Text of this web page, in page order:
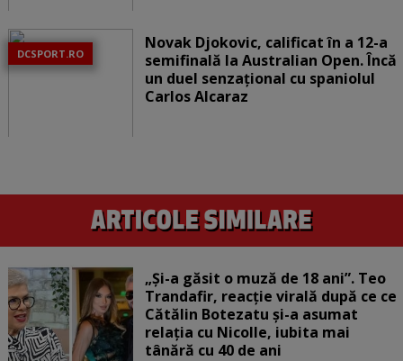
DCSPORT.RO
Novak Djokovic, calificat în a 12-a
semifinală la Australian Open. Încă
un duel senzațional cu spaniolul
Carlos Alcaraz
„Și-a găsit o muză de 18 ani”. Teo
Trandafir, reacție virală după ce ce
Cătălin Botezatu și-a asumat
relația cu Nicolle, iubita mai
tânără cu 40 de ani